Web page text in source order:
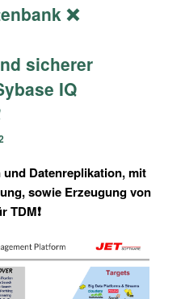
❌
sicherer
IQ
Datenreplikation, mit
sowie Erzeugung von